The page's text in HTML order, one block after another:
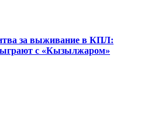
за выживание в КПЛ:
с «Кызылжаром»